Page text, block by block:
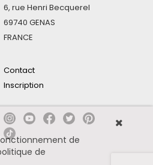
6, rue Henri Becquerel
69740 GENAS
FRANCE
Contact
Inscription
de
de